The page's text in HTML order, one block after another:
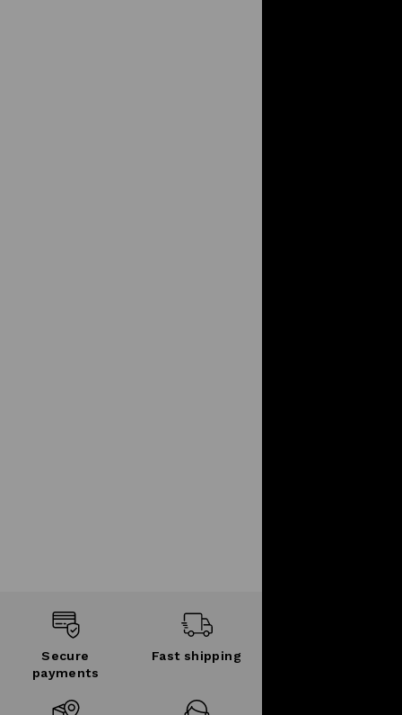
Secure
payments
Fast shipping